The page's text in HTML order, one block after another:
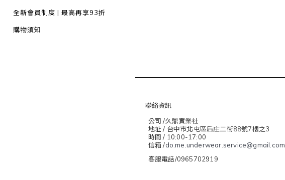
全新會員制度 | 最高再享93折
購物須知
聯絡資訊
公司 /久鼎實業社
地址 / 台中市北屯區后庄二街88號7樓之3
時間 / 10:00-17:00
信箱 /do.me.underwear.service@gmail.com
客服電話/0965702919